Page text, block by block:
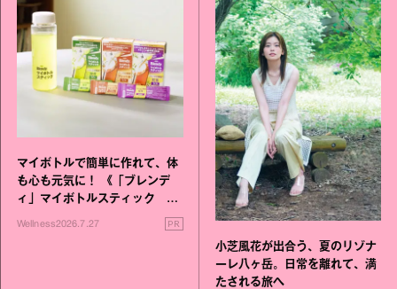
マイボトルで簡単に作れて、体
も心も元気に！ 《「ブレンデ
ィ」マイボトルスティック い
いこと毎日》シリーズが誕生
Wellness2026.7.27 PR
小芝風花が出合う、夏のリゾナ
ーレ八ヶ岳。日常を離れて、満
たされる旅へ